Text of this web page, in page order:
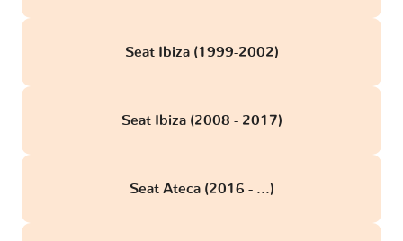
Seat Ibiza (1999-2002)
Seat Ibiza (2008 - 2017)
Seat Ateca (2016 - ...)